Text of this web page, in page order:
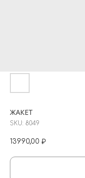
ЖАКЕТ
SKU: 8049
13990,00 ₽